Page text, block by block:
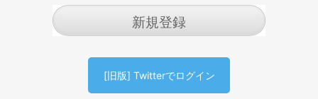
新規登録
[旧版] Twitterでログイン